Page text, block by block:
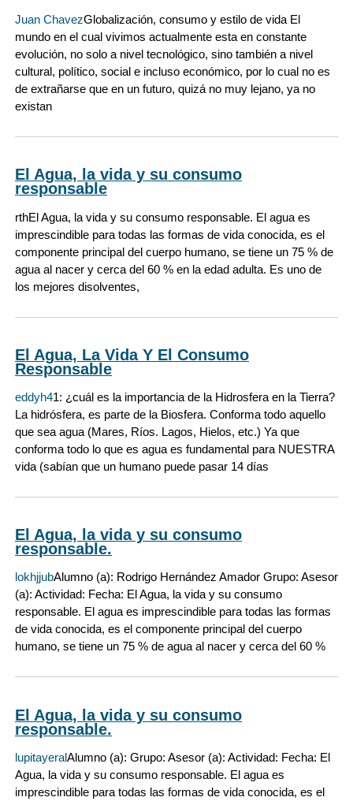
Juan ChavezGlobalización, consumo y estilo de vida El
mundo en el cual vivimos actualmente esta en constante
evolución, no solo a nivel tecnológico, sino también a nivel
cultural, político, social e incluso económico, por lo cual no es
de extrañarse que en un futuro, quizá no muy lejano, ya no
existan
El Agua, la vida y su consumo
responsable
rthEl Agua, la vida y su consumo responsable. El agua es
imprescindible para todas las formas de vida conocida, es el
componente principal del cuerpo humano, se tiene un 75 % de
agua al nacer y cerca del 60 % en la edad adulta. Es uno de
los mejores disolventes,
El Agua, La Vida Y El Consumo
Responsable
eddyh41: ¿cuál es la importancia de la Hidrosfera en la Tierra?
La hidrósfera, es parte de la Biosfera. Conforma todo aquello
que sea agua (Mares, Ríos. Lagos, Hielos, etc.) Ya que
conforma todo lo que es agua es fundamental para NUESTRA
vida (sabían que un humano puede pasar 14 días
El Agua, la vida y su consumo
responsable.
lokhjjubAlumno (a): Rodrigo Hernández Amador Grupo: Asesor
(a): Actividad: Fecha: El Agua, la vida y su consumo
responsable. El agua es imprescindible para todas las formas
de vida conocida, es el componente principal del cuerpo
humano, se tiene un 75 % de agua al nacer y cerca del 60 %
El Agua, la vida y su consumo
responsable.
lupitayeralAlumno (a): Grupo: Asesor (a): Actividad: Fecha: El
Agua, la vida y su consumo responsable. El agua es
imprescindible para todas las formas de vida conocida, es el